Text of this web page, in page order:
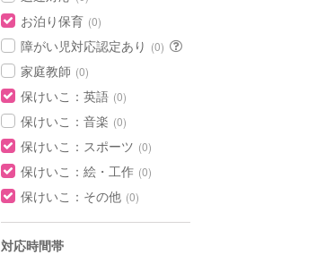
お泊り保育 (0)
障がい児対応認定あり (0)
家庭教師 (0)
保けいこ：英語 (0)
保けいこ：音楽 (0)
保けいこ：スポーツ (0)
保けいこ：絵・工作 (0)
保けいこ：その他 (0)
対応時間帯